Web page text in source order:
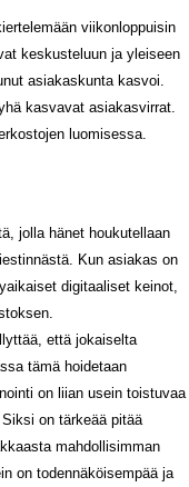
viikonloppuisin
keskusteluun ja yleiseen
asiakaskunta kasvoi.
kasvavat asiakasvirrat.
luomisessa.
jolla hänet houkutellaan
Kun asiakas on
digitaaliset keinot,
että jokaiselta
tämä hoidetaan
on liian usein toistuvaa
on tärkeää pitää
mahdollisimman
on todennäköisempää ja